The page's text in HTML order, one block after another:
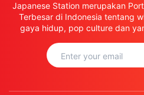
Japanese Station merupakan
Terbesar di Indonesia tentang
gaya hidup, pop culture dan